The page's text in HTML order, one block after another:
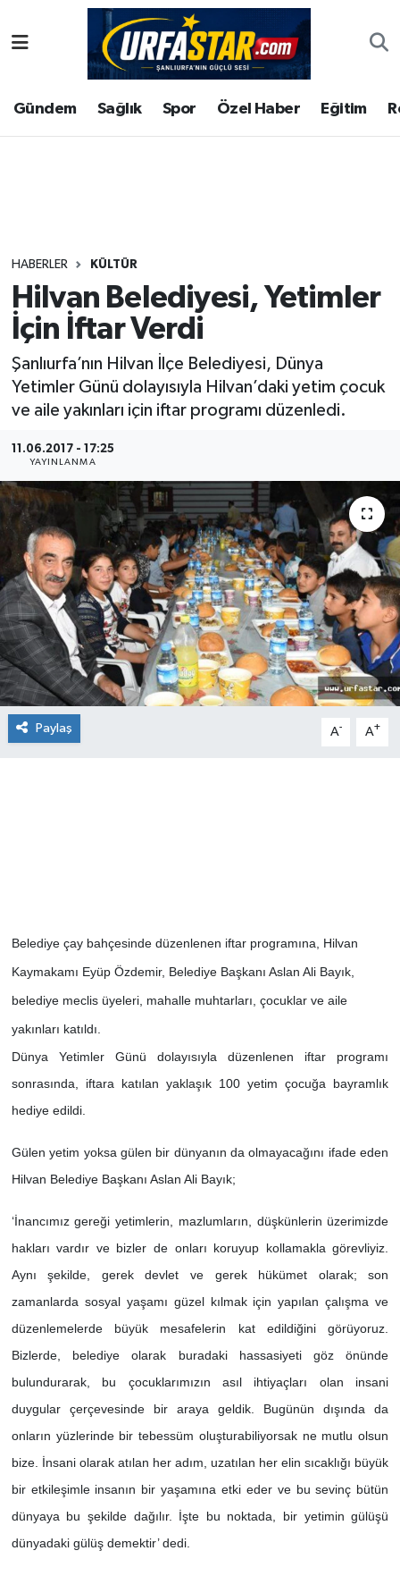
Gündem Sağlık Spor Özel Haber Eğitim
HABERLER KÜLTÜR
Hilvan Belediyesi, Yetimler
İçin İftar Verdi
Şanlıurfa’nın Hilvan İlçe Belediyesi, Dünya
Yetimler Günü dolayısıyla Hilvan’daki yetim çocuk
ve aile yakınları için iftar programı düzenledi.
11.06.2017 - 17:25
YAYINLANMA
Paylaş A- A+
Belediye çay bahçesinde düzenlenen iftar programına, Hilvan
Kaymakamı Eyüp Özdemir, Belediye Başkanı Aslan Ali Bayık,
belediye meclis üyeleri, mahalle muhtarları, çocuklar ve aile
yakınları katıldı.
Dünya Yetimler Günü dolayısıyla düzenlenen iftar programı
sonrasında, iftara katılan yaklaşık 100 yetim çocuğa bayramlık
hediye edildi.
Gülen yetim yoksa gülen bir dünyanın da olmayacağını ifade eden
Hilvan Belediye Başkanı Aslan Ali Bayık;
‘İnancımız gereği yetimlerin, mazlumların, düşkünlerin üzerimizde
hakları vardır ve bizler de onları koruyup kollamakla görevliyiz.
Aynı şekilde, gerek devlet ve gerek hükümet olarak; son
zamanlarda sosyal yaşamı güzel kılmak için yapılan çalışma ve
düzenlemelerde büyük mesafelerin kat edildiğini görüyoruz.
Bizlerde, belediye olarak buradaki hassasiyeti göz önünde
bulundurarak, bu çocuklarımızın asıl ihtiyaçları olan insani
duygular çerçevesinde bir araya geldik. Bugünün dışında da
onların yüzlerinde bir tebessüm oluşturabiliyorsak ne mutlu olsun
bize. İnsani olarak atılan her adım, uzatılan her elin sıcaklığı büyük
bir etkileşimle insanın bir yaşamına etki eder ve bu sevinç bütün
dünyaya bu şekilde dağılır. İşte bu noktada, bir yetimin gülüşü
dünyadaki gülüş demektir’ dedi.
ASAYİS
ÇEVRE
Gündem
Kültür
Magazin
Şanlıurfa Nöbetçi Eczaneler
Şanlıurfa Hava Durumu
Tüm Manşetler
Son Dakika Haberleri
Haber Arşivi